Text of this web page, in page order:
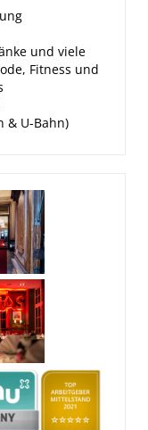
und viele
Fitness und
& U-Bahn)